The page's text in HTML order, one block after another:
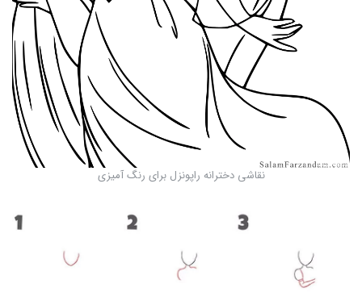
نقاشی دخترانه راپونزل برای رنگ آمیزی